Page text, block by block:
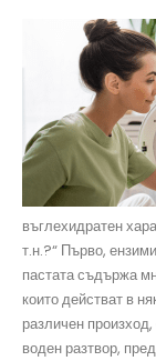
въглехидратен
т.н.?“ Първо,
пастата съдържа
които действат в
различен
воден разтвор,